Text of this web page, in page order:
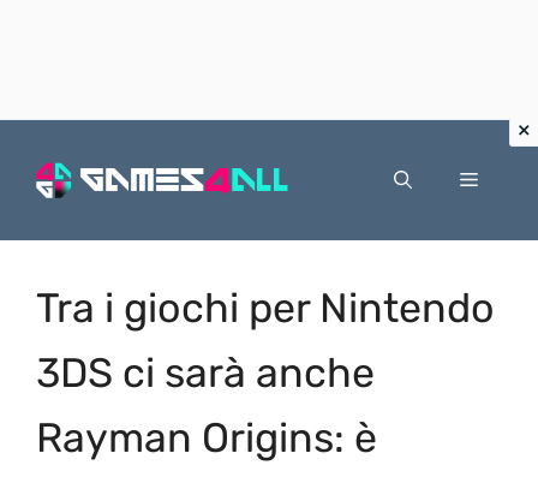
Menu
Tra i giochi per Nintendo
3DS ci sarà anche
Rayman Origins: è